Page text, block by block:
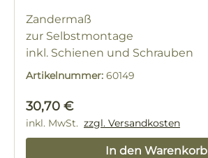
Zandermaß
zur Selbstmontage
inkl. Schienen und Schrauben
Artikelnummer: 60149
Regulärer Preis:
30,70 €
inkl. MwSt. zzgl. Versandkosten
In den Warenkorb